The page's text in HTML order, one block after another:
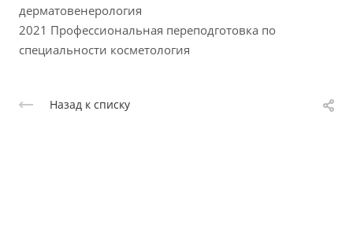
дерматовенерология
2021 Профессиональная переподготовка по
специальности косметология
Назад к списку